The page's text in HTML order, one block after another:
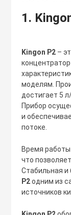
1.
Kingon P2 –
моделям.
достигает 5
Прибор
и
потоке.
Время работы
что
Стабильная и
P2одним из
источников